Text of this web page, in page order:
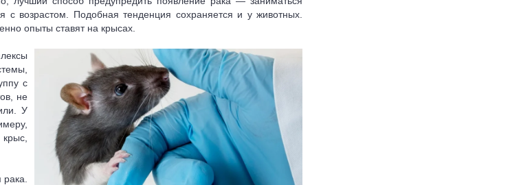
с возрастом. Подобная тенденция сохраняется и у животных.
опыты ставят на крысах.
с
не
У